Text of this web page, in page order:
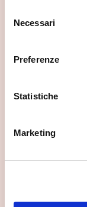
delNecessari
Preferenze
Statistiche
Marketing
Piuro